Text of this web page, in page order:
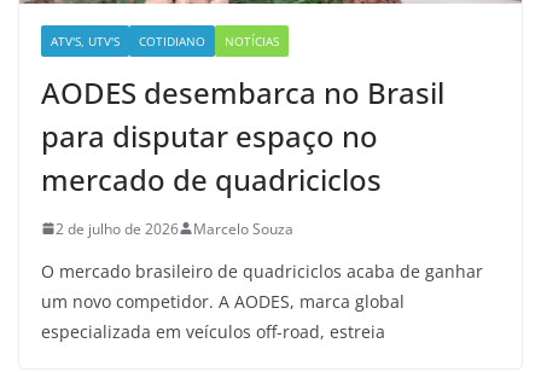
ATV'S, UTV'S COTIDIANO NOTÍCIAS
AODES desembarca no Brasil
para disputar espaço no
mercado de quadriciclos
2 de julho de 2026 Marcelo Souza
O mercado brasileiro de quadriciclos acaba de ganhar
um novo competidor. A AODES, marca global
especializada em veículos off-road, estreia